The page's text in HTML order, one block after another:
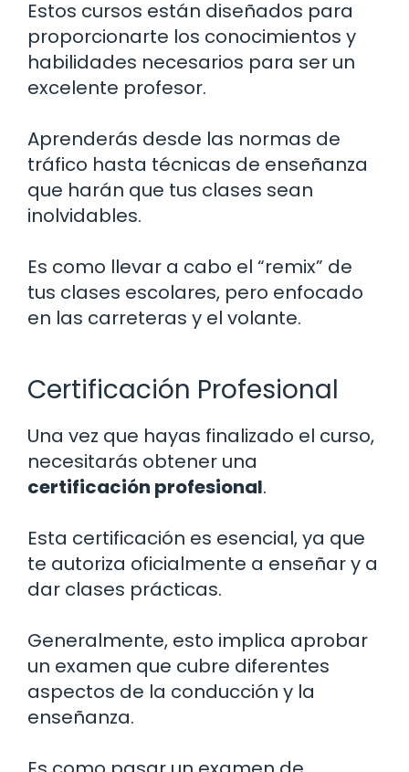
Estos cursos están diseñados para
proporcionarte los conocimientos y
habilidades necesarios para ser un
excelente profesor.
Aprenderás desde las normas de
tráfico hasta técnicas de enseñanza
que harán que tus clases sean
inolvidables.
Es como llevar a cabo el “remix” de
tus clases escolares, pero enfocado
en las carreteras y el volante.
Certificación Profesional
Una vez que hayas finalizado el curso,
necesitarás obtener una
certificación profesional.
Esta certificación es esencial, ya que
te autoriza oficialmente a enseñar y a
dar clases prácticas.
Generalmente, esto implica aprobar
un examen que cubre diferentes
aspectos de la conducción y la
enseñanza.